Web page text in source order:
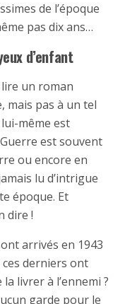
de l’époque
pas dix ans…
d’enfant
un roman
mais pas à un tel
même est
est souvent
ou encore en
lu d’intrigue
époque. Et
dire !
arrivés en 1943
derniers ont
livrer à l’ennemi ?
garde pour le